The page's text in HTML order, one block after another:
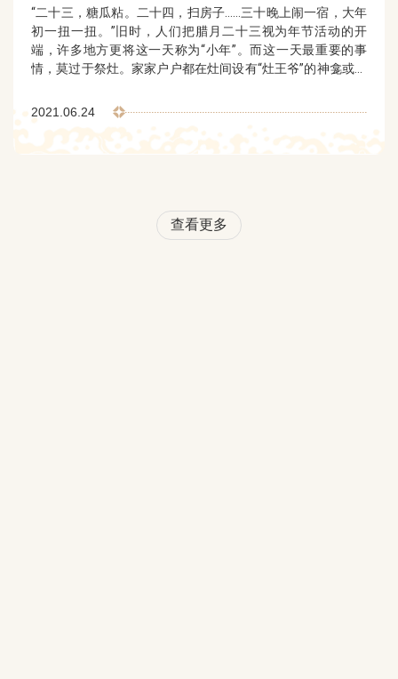
“二十三，糖瓜粘。二十四，扫房子……三十晚上闹一宿，大年
初一扭一扭。”旧时，人们把腊月二十三视为年节活动的开
端，许多地方更将这一天称为“小年”。而这一天最重要的事
情，莫过于祭灶。家家户户都在灶间设有“灶王爷”的神龛或画
情、判别善恶，每年腊月二十三都是他上天汇报的日子，家家
2021.06.24
查看更多